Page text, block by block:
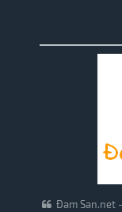
Đam San.net